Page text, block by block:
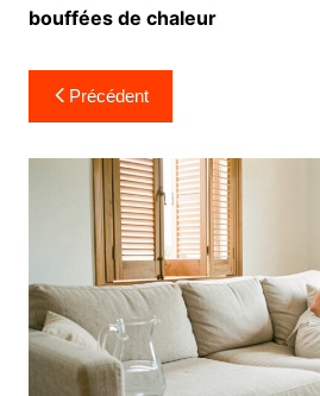
bouffées de chaleur
Navigation
de
l’article
Précédent